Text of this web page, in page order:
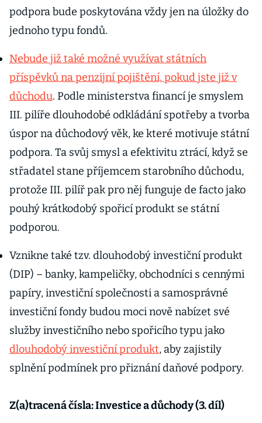
podpora bude poskytována vždy jen na úložky do
jednoho typu fondů.
Nebude již také možné využívat státních
příspěvků na penzijní pojištění, pokud jste již v
důchodu. Podle ministerstva financí je smyslem
III. pilíře dlouhodobé odkládání spotřeby a tvorba
úspor na důchodový věk, ke které motivuje státní
podpora. Ta svůj smysl a efektivitu ztrácí, když se
střadatel stane příjemcem starobního důchodu,
protože III. pilíř pak pro něj funguje de facto jako
pouhý krátkodobý spořicí produkt se státní
podporou.
Vznikne také tzv. dlouhodobý investiční produkt
(DIP) – banky, kampeličky, obchodníci s cennými
papíry, investiční společnosti a samosprávné
investiční fondy budou moci nově nabízet své
služby investičního nebo spořicího typu jako
dlouhodobý investiční produkt, aby zajistily
splnění podmínek pro přiznání daňové podpory.
Z(a)tracená čísla: Investice a důchody (3. díl)